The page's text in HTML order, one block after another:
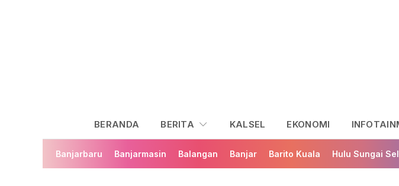
BERANDA BERITA KALSEL EKONOMI
Banjarbaru Banjarmasin Balangan Banjar Barito Kuala Hulu Sungai